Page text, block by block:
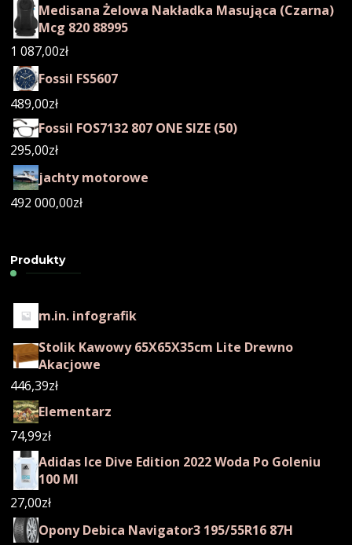
Medisana Żelowa Nakładka Masująca (Czarna)
Mcg 820 88995
1 087,00zł
Fossil FS5607
489,00zł
Fossil FOS7132 807 ONE SIZE (50)
295,00zł
jachty motorowe
492 000,00zł
Produkty
m.in. infografik
Stolik Kawowy 65X65X35cm Lite Drewno
Akacjowe
446,39zł
Elementarz
74,99zł
Adidas Ice Dive Edition 2022 Woda Po Goleniu
100 Ml
27,00zł
Opony Debica Navigator3 195/55R16 87H